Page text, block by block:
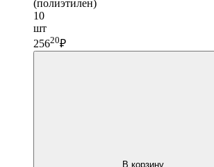
(полиэтилен)
10
шт
25620₽
В корзину